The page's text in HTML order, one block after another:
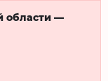
области —